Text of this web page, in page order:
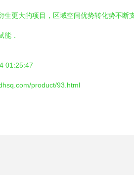
更大的项目，区域空间优势转化势不断
能．
01:25:47
product/93.html